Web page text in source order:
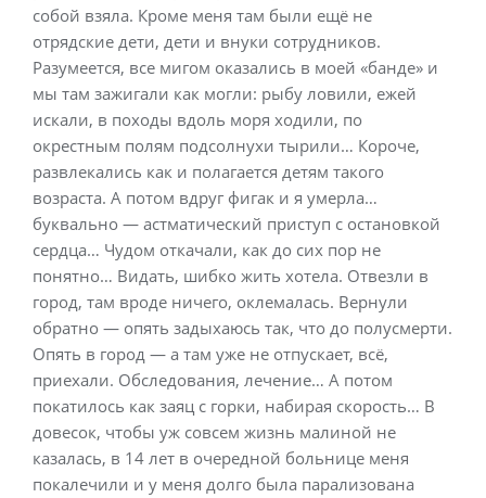
собой взяла. Кроме меня там были ещё не
отрядские дети, дети и внуки сотрудников.
Разумеется, все мигом оказались в моей «банде» и
мы там зажигали как могли: рыбу ловили, ежей
искали, в походы вдоль моря ходили, по
окрестным полям подсолнухи тырили… Короче,
развлекались как и полагается детям такого
возраста. А потом вдруг фигак и я умерла…
буквально — астматический приступ с остановкой
сердца… Чудом откачали, как до сих пор не
понятно… Видать, шибко жить хотела. Отвезли в
город, там вроде ничего, оклемалась. Вернули
обратно — опять задыхаюсь так, что до полусмерти.
Опять в город — а там уже не отпускает, всё,
приехали. Обследования, лечение… А потом
покатилось как заяц с горки, набирая скорость… В
довесок, чтобы уж совсем жизнь малиной не
казалась, в 14 лет в очередной больнице меня
покалечили и у меня долго была парализована